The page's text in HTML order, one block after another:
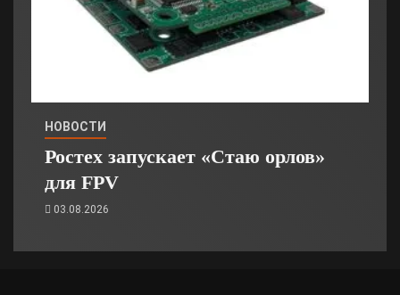
НОВОСТИ
Ростех запускает «Стаю орлов»
для FPV
03.08.2026